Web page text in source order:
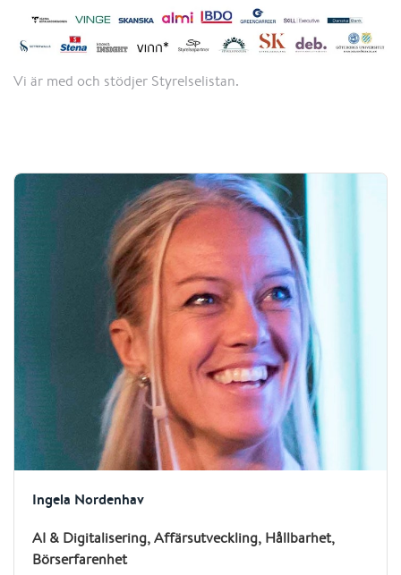
Ingela Nordenhav
AI & Digitalisering, Affärsutveckling, Hållbarhet,
Börserfarenhet
Vi är med och stödjer Styrelselistan.